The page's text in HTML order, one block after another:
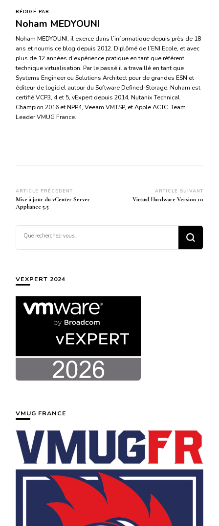
RÉDIGÉ PAR
Noham MEDYOUNI
Noham MEDYOUNI, il exerce dans l’informatique depuis près de 18
ans et nourris ce blog depuis 2012. Diplômé de l’ENI Ecole, et avec
plus de 12 années d’expérience pratique en tant que référent
technique virtualisation. Par le passé il a travaillé en tant que
Systems Engineer ou Solutions Architect pour de grandes ESN et
éditeur de logiciel autour du Software Defined-Storage. Noham est
certifié VCP3, 4 et 5, vExpert depuis 2014, Nutanix Technical
Champion 2016 et NPP4, Veeam VMTSP, et Apple ACTC. Team
Leader VMUG France.
Navigation
d’article
ARTICLE PRÉCÉDENT
Mise à jour du vCenter Server
Appliance 5.5
ARTICLE SUIVANT
Virtual Hardware Version 10
recherchiez
quelque
VEXPERT 2024
VMUG FRANCE